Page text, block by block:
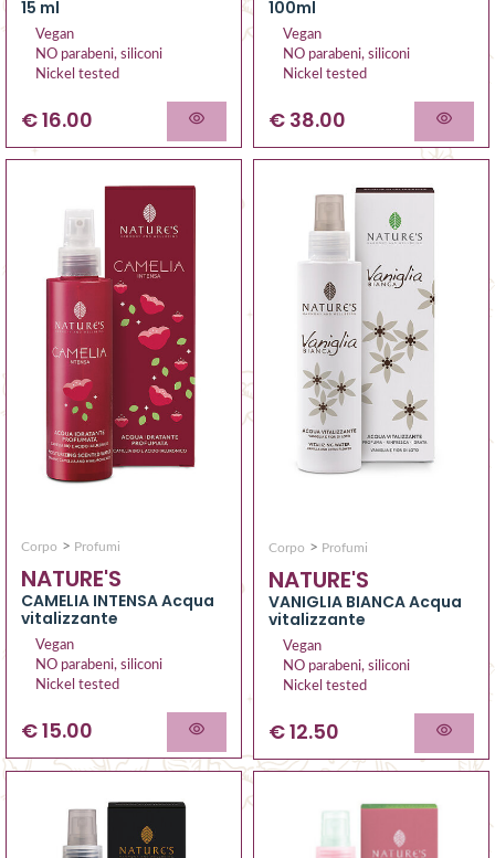
15 ml
Vegan
NO parabeni, siliconi
Nickel tested
€ 16.00
100ml
Vegan
NO parabeni, siliconi
Nickel tested
€ 38.00
Corpo > Profumi
NATURE'S
CAMELIA INTENSA Acqua
vitalizzante
Vegan
NO parabeni, siliconi
Nickel tested
€ 15.00
Corpo > Profumi
NATURE'S
VANIGLIA BIANCA Acqua
vitalizzante
Vegan
NO parabeni, siliconi
Nickel tested
€ 12.50